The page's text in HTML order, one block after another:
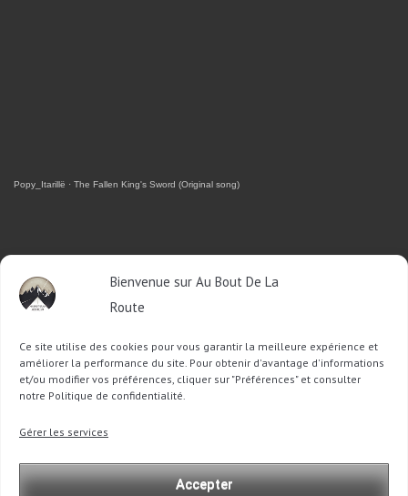
Bienvenue sur Au Bout De La
Route
Ce site utilise des cookies pour vous garantir la meilleure expérience et
améliorer la performance du site. Pour obtenir d'avantage d'informations
et/ou modifier vos préférences, cliquer sur "Préférences" et consulter
notre Politique de confidentialité.
Gérer les services
Accepter
Popy_Itarillë · The Fallen King's Sword (Original song)
RETROUVEZ-MOI SUR FACEBOOK
OU SUR TWITTER
Follow @Sophie_ABDLRTweet to @Sophie_ABDLR
: